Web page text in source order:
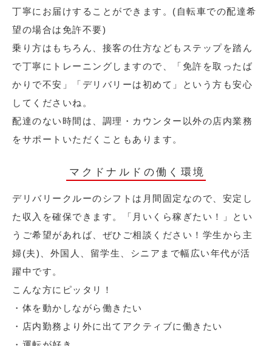
丁寧にお届けすることができます。(自転車での配達希
望の場合は免許不要)
乗り方はもちろん、接客の仕方などもステップを踏ん
で丁寧にトレーニングしますので、「免許を取ったば
かりで不安」「デリバリーは初めて」という方も安心
してくださいね。
配達のない時間は、調理・カウンター以外の店内業務
をサポートいただくこともあります。
マクドナルドの働く環境
デリバリークルーのシフトは月間固定なので、安定し
た収入を確保できます。「月いくら稼ぎたい！」とい
うご希望があれば、ぜひご相談ください！学生から主
婦(夫)、外国人、留学生、シニアまで幅広い年代が活
躍中です。
こんな方にピッタリ！
・体を動かしながら働きたい
・店内勤務より外に出てアクティブに働きたい